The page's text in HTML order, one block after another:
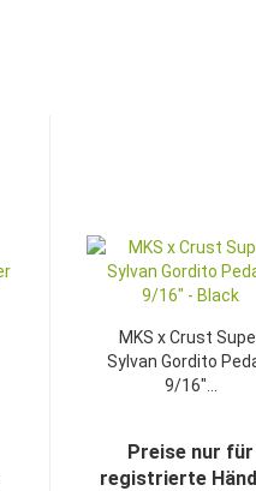
MKS x Crust
Sylvan Gordito
9/16"...
Preise nur für
registrierte